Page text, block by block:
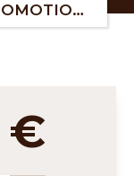
PROMOTIONS
€